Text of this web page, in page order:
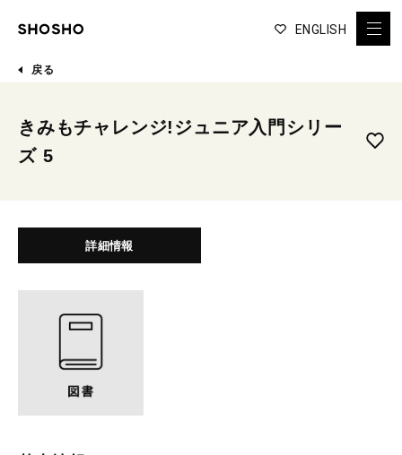
ENGLISH
戻る
きみもチャレンジ!ジュニア入門シリー
ズ 5
詳細情報